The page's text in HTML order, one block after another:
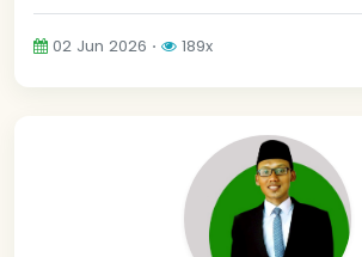
02 Jun 2026 ⋅ 189x